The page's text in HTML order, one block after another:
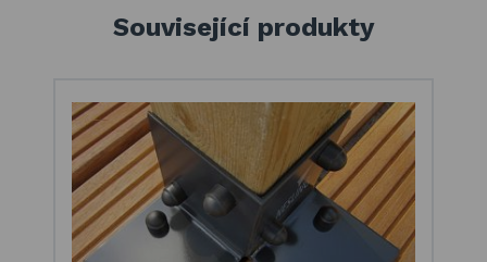
Související produkty